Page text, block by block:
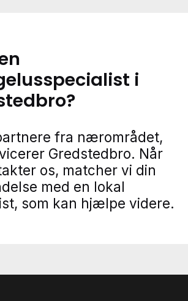
i
fra nærområdet,
Gredstedbro. Når
os, matcher vi din
med en lokal
som kan hjælpe videre.